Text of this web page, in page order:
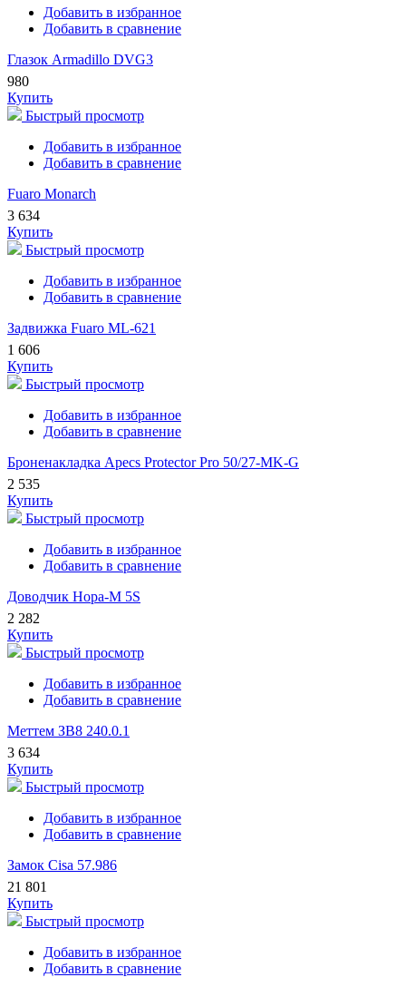
Добавить в избранное
Добавить в сравнение
Глазок Armadillo DVG3
980
Купить
Быстрый просмотр
Добавить в избранное
Добавить в сравнение
Fuaro Monarch
3 634
Купить
Быстрый просмотр
Добавить в избранное
Добавить в сравнение
Задвижка Fuaro ML-621
1 606
Купить
Быстрый просмотр
Добавить в избранное
Добавить в сравнение
Броненакладка Apecs Protector Pro 50/27-MK-G
2 535
Купить
Быстрый просмотр
Добавить в избранное
Добавить в сравнение
Доводчик Нора-М 5S
2 282
Купить
Быстрый просмотр
Добавить в избранное
Добавить в сравнение
Меттем ЗВ8 240.0.1
3 634
Купить
Быстрый просмотр
Добавить в избранное
Добавить в сравнение
Замок Cisa 57.986
21 801
Купить
Быстрый просмотр
Добавить в избранное
Добавить в сравнение